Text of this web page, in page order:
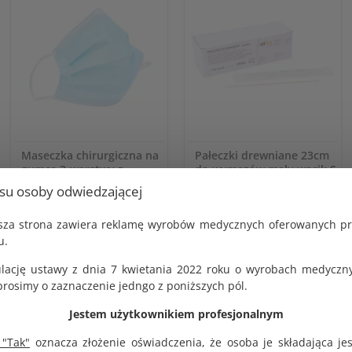
osoby odwiedzającej
strona zawiera reklamę wyrobów medycznych oferowanych
ustawy z dnia 7 kwietania 2022 roku o wyrobach
o zaznaczenie jedngo z poniższych pól.
Jestem użytkownikiem profesjonalnym
oznacza złożenie oświadczenia, że osoba je składająca
Maseczka chirurgiczna na
gumce 3-warstwy z
usztywnieniem na nos op.
50 szt.
G1431
10.26 zł
NETTO
9.50 zł
Pałeczki drewniane 23cm
do wymazów mały wacik S
BRUTTO
NETTO
25.00 zł